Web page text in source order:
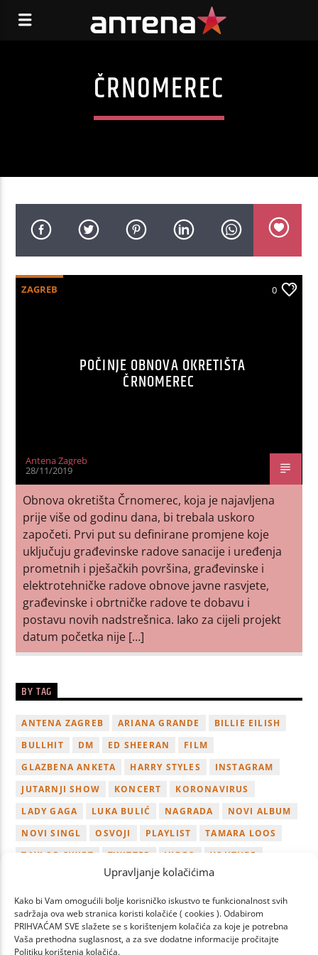
Upravljanje kolačićima
Kako bi Vam omogućili bolje korisničko iskustvo te funkcionalnost svih
sadržaja ova web stranica koristi kolačiće ( cookies ). Odabirom
PRIHVAĆAM SVE slažete se s korištenjem kolačića za koje je potrebna
Vaša prethodna suglasnost, a za sve dodatne informacije pročitajte
Politiku korištenja kolačića.
ČRNOMEREC
ZAGREB 0
POČINJE OBNOVA OKRETIŠTA
ČRNOMEREC
Antena Zagreb
28/11/2019
Obnova okretišta Črnomerec, koja je najavljena
prije više od godinu dana, bi trebala uskoro
započeti. Prvi put su definirane promjene koje
uključuju građevinske radove sanacije i uređenja
prometnih i pješačkih površina, građevinske i
elektrotehničke radove obnove javne rasvjete,
građevinske i obrtničke radove te dobavu i
postavu novih nadstrešnica. Iako za cijeli projekt
datum početka nije […]
BY TAG
ANTENA ZAGREB ARIANA GRANDE
BILLIE EILISH
BULLHIT
DM ED SHEERAN
FILM
GLAZBENA ANKETA
HARRY STYLES
INSTAGRAM
JUTARNJI SHOW
KONCERT
KORONAVIRUS
LADY GAGA
LUKA BULIĆ NAGRADA
NOVI ALBUM
NOVI SINGL
OSVOJI PLAYLIST
TAMARA LOOS
TAYLOR SWIFT
TWITTER VIDEO
YOUTUBE